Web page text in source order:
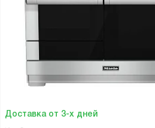
Доставка от 3-х дней